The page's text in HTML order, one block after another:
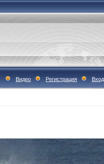
Видео Регистрация Вход